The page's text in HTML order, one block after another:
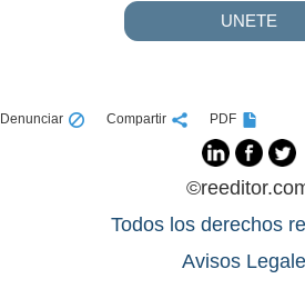
UNETE
Denunciar Compartir PDF
Todos los derechos
Avisos